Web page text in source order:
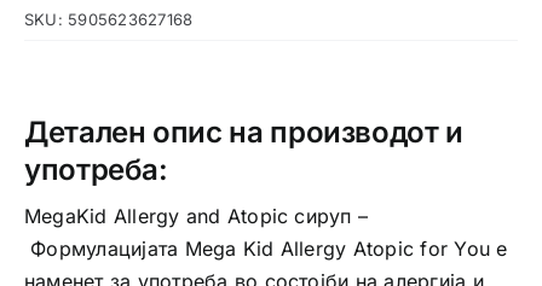
and
количина
SKU: 5905623627168
Детален опис на производот и
употреба:
MegaKid Allergy and Atopic сируп –
Формулацијата Mega Kid Allergy Atopic for You е
наменет за употреба во состојби на алергија и